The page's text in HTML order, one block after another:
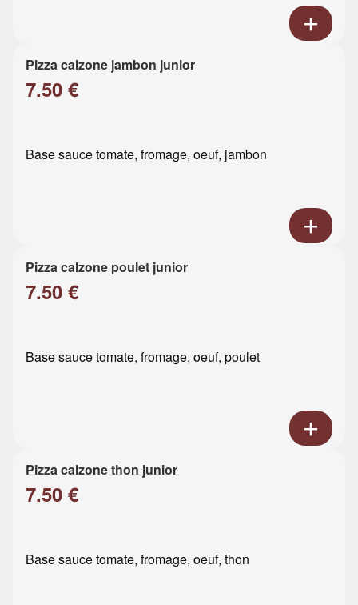
Pizza calzone jambon junior
7.50 €
Base sauce tomate, fromage, oeuf, jambon
Pizza calzone poulet junior
7.50 €
Base sauce tomate, fromage, oeuf, poulet
Pizza calzone thon junior
7.50 €
Base sauce tomate, fromage, oeuf, thon